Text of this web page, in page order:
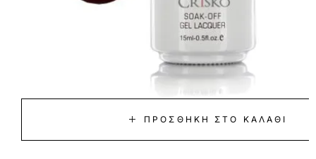
ΠΡΟΣΘΉΚΗ ΣΤΟ ΚΑΛΆΘΙ